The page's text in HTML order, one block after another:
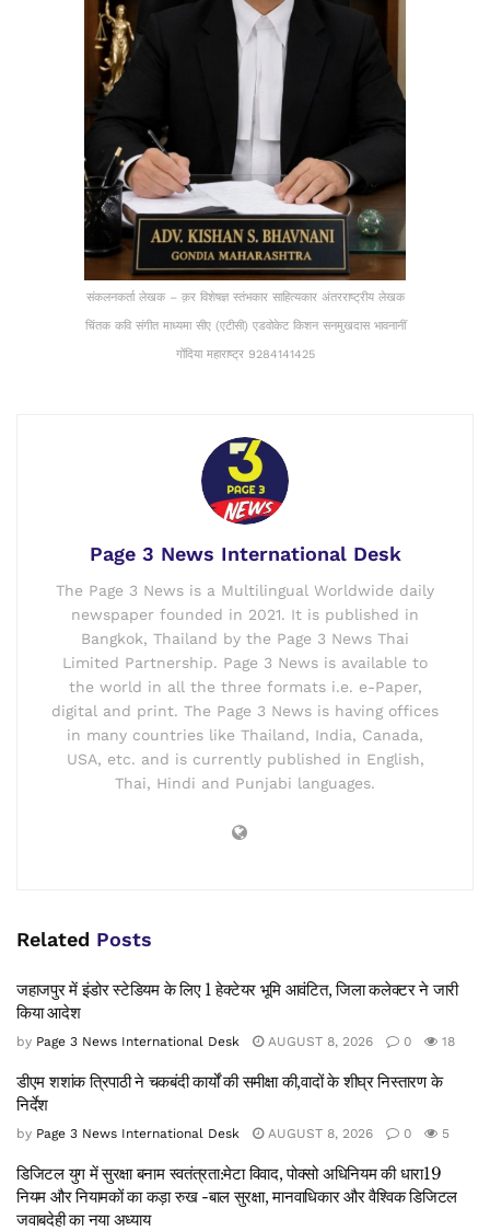
संकलनकर्ता लेखक – क़र विशेषज्ञ स्तंभकार साहित्यकार अंतरराष्ट्रीय लेखक
चिंतक कवि संगीत माध्यमा सीए (एटीसी) एडवोकेट किशन सनमुखदास भावनानीं
गोंदिया महाराष्ट्र 9284141425
Page 3 News International Desk
The Page 3 News is a Multilingual Worldwide daily
newspaper founded in 2021. It is published in
Bangkok, Thailand by the Page 3 News Thai
Limited Partnership. Page 3 News is available to
the world in all the three formats i.e. e-Paper,
digital and print. The Page 3 News is having offices
in many countries like Thailand, India, Canada,
USA, etc. and is currently published in English,
Thai, Hindi and Punjabi languages.
Related Posts
जहाजपुर में इंडोर स्टेडियम के लिए 1 हेक्टेयर भूमि आवंटित, जिला कलेक्टर ने जारी
किया आदेश
by Page 3 News International Desk AUGUST 8, 2026 0 18
डीएम शशांक त्रिपाठी ने चकबंदी कार्यों की समीक्षा की,वादों के शीघ्र निस्तारण के
निर्देश
by Page 3 News International Desk AUGUST 8, 2026 0 5
डिजिटल युग में सुरक्षा बनाम स्वतंत्रता:मेटा विवाद, पोक्सो अधिनियम की धारा19
नियम और नियामकों का कड़ा रुख -बाल सुरक्षा, मानवाधिकार और वैश्विक डिजिटल
जवाबदेही का नया अध्याय